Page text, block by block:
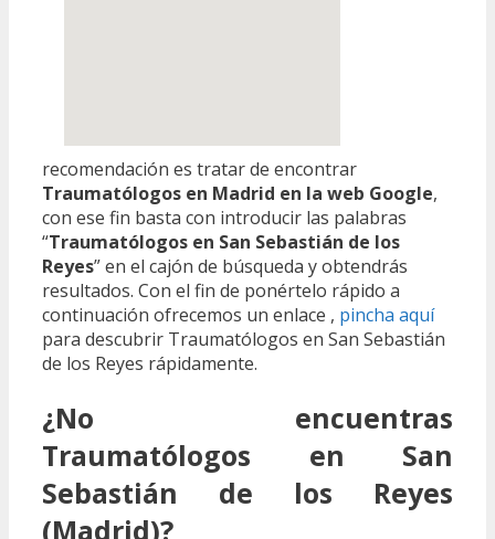
recomendación es tratar de encontrar
Traumatólogos en Madrid en la web Google,
con ese fin basta con introducir las palabras
“Traumatólogos en San Sebastián de los
Reyes” en el cajón de búsqueda y obtendrás
resultados. Con el fin de ponértelo rápido a
continuación ofrecemos un enlace , pincha aquí
para descubrir Traumatólogos en San Sebastián
de los Reyes rápidamente.
¿No encuentras
Traumatólogos en San
Sebastián de los Reyes
(Madrid)?